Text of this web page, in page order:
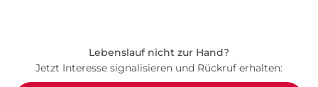
Lebenslauf nicht zur Hand?
Jetzt Interesse signalisieren und Rückruf erhalten: